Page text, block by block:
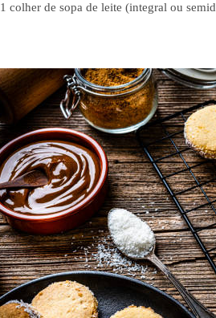
1 colher de sopa de leite (integral ou